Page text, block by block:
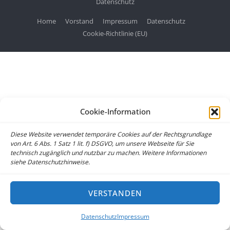
Cookie-Information
Diese Website verwendet temporäre Cookies auf der Rechtsgrundlage
von Art. 6 Abs. 1 Satz 1 lit. f) DSGVO, um unsere Webseite für Sie
technisch zugänglich und nutzbar zu machen. Weitere Informationen
siehe Datenschutzhinweise.
VERSTANDEN
DatenschutzImpressum
Home Vorstand Impressum
Datenschutz
Cookie-Richtlinie (EU)